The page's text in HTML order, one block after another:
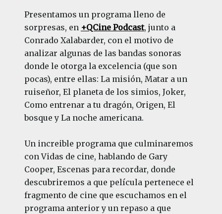
Presentamos un programa lleno de
sorpresas, en +QCine Podcast, junto a
Conrado Xalabarder, con el motivo de
analizar algunas de las bandas sonoras
donde le otorga la excelencia (que son
pocas), entre ellas: La misión, Matar a un
ruiseñor, El planeta de los simios, Joker,
Como entrenar a tu dragón, Origen, El
bosque y La noche americana.
Un increible programa que culminaremos
con Vidas de cine, hablando de Gary
Cooper, Escenas para recordar, donde
descubriremos a que película pertenece el
fragmento de cine que escuchamos en el
programa anterior y un repaso a que